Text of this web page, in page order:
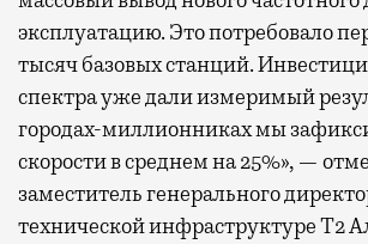
эксплуатацию. Это потребовало
тысяч базовых станций.
спектра уже дали измеримый
городах-миллионниках мы
скорости в среднем на 25%», —
заместитель генерального
технической инфраструктуре Т2